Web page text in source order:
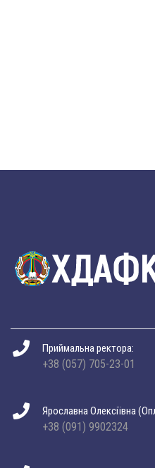
Приймальна ректора:
+38 (057) 705-23-01
Ярославна Олексіївна
+38 (091) 9902324